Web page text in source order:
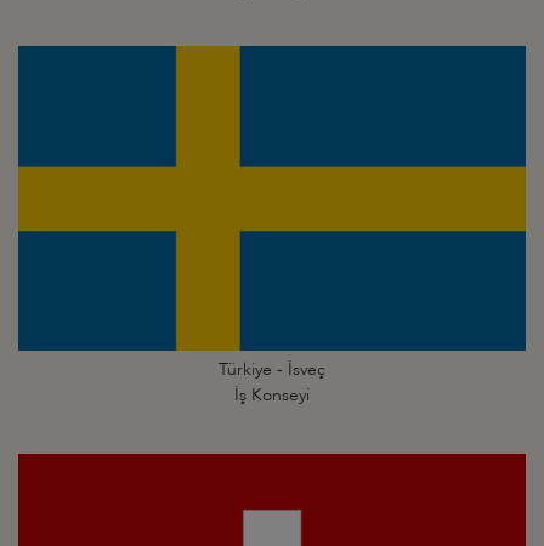
Türkiye - İsveç
İş Konseyi